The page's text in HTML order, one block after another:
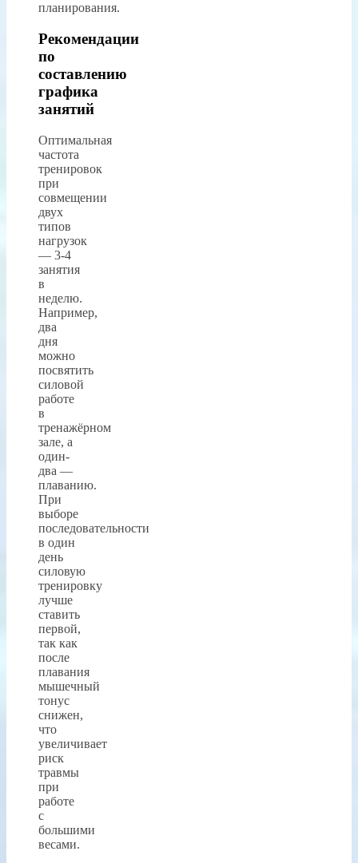
планирования.
Рекомендации
по
составлению
графика
занятий
Оптимальная
частота
тренировок
при
совмещении
двух
типов
нагрузок
— 3-4
занятия
в
неделю.
Например,
два
дня
можно
посвятить
силовой
работе
в
тренажёрном
зале, а
один-
два —
плаванию.
При
выборе
последовательности
в один
день
силовую
тренировку
лучше
ставить
первой,
так как
после
плавания
мышечный
тонус
снижен,
что
увеличивает
риск
травмы
при
работе
с
большими
весами.